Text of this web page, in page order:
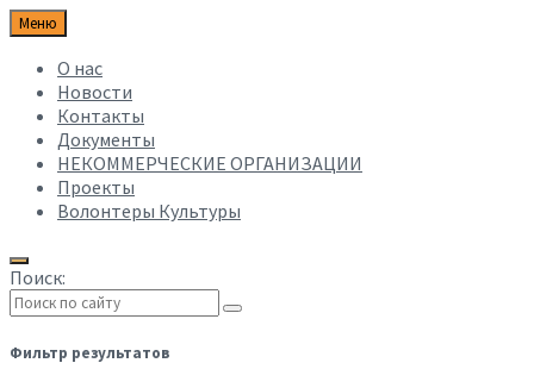
Меню
О нас
Новости
Контакты
Документы
НЕКОММЕРЧЕСКИЕ ОРГАНИЗАЦИИ
Проекты
Волонтеры Культуры
Поиск:
Фильтр результатов